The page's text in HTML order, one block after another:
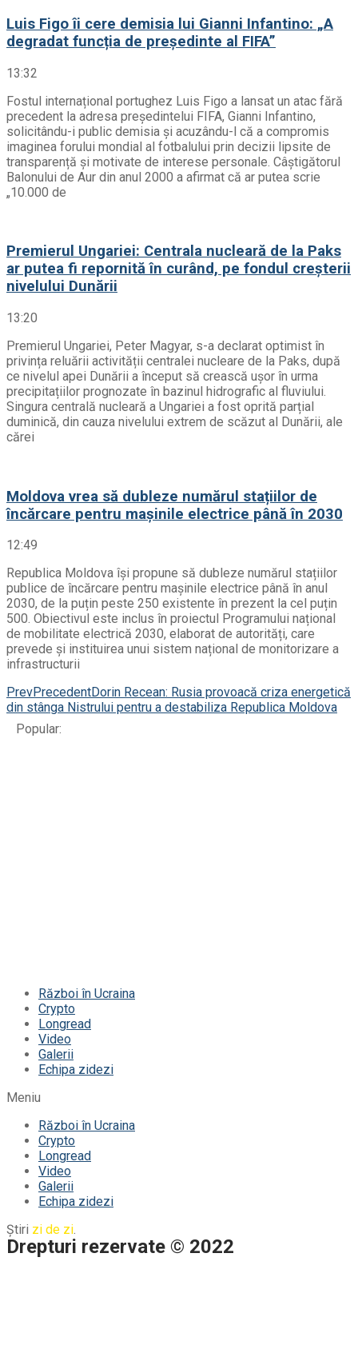
Luis Figo îi cere demisia lui Gianni Infantino: „A
degradat funcția de președinte al FIFA”
13:32
Fostul internațional portughez Luis Figo a lansat un atac fără
precedent la adresa președintelui FIFA, Gianni Infantino,
solicitându-i public demisia și acuzându-l că a compromis
imaginea forului mondial al fotbalului prin decizii lipsite de
transparență și motivate de interese personale. Câștigătorul
Balonului de Aur din anul 2000 a afirmat că ar putea scrie
„10.000 de
Premierul Ungariei: Centrala nucleară de la Paks
ar putea fi repornită în curând, pe fondul creșterii
nivelului Dunării
13:20
Premierul Ungariei, Peter Magyar, s-a declarat optimist în
privința reluării activității centralei nucleare de la Paks, după
ce nivelul apei Dunării a început să crească ușor în urma
precipitațiilor prognozate în bazinul hidrografic al fluviului.
Singura centrală nucleară a Ungariei a fost oprită parțial
duminică, din cauza nivelului extrem de scăzut al Dunării, ale
cărei
Moldova vrea să dubleze numărul stațiilor de
încărcare pentru mașinile electrice până în 2030
12:49
Republica Moldova își propune să dubleze numărul stațiilor
publice de încărcare pentru mașinile electrice până în anul
2030, de la puțin peste 250 existente în prezent la cel puțin
500. Obiectivul este inclus în proiectul Programului național
de mobilitate electrică 2030, elaborat de autorități, care
prevede și instituirea unui sistem național de monitorizare a
infrastructurii
PrevPrecedentDorin Recean: Rusia provoacă criza energetică
din stânga Nistrului pentru a destabiliza Republica Moldova
Popular:
Război în Ucraina
Crypto
Longread
Video
Galerii
Echipa zidezi
Meniu
Război în Ucraina
Crypto
Longread
Video
Galerii
Echipa zidezi
Știri zi de zi.
Drepturi rezervate © 2022